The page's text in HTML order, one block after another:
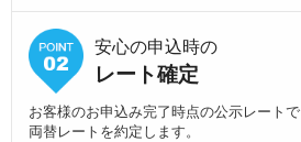
安心の申込時の
レート確定
お客様のお申込み完了時点の公示レートで
両替レートを約定します。